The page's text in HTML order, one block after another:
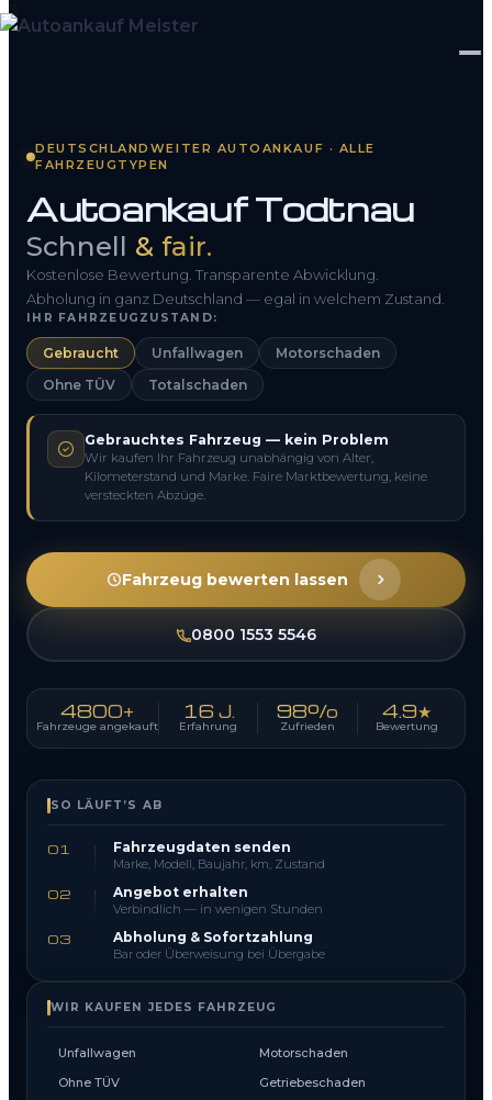
So funktioniert’s
Kontakt
FAQ
0800 1553 5546
Kostenlos anfragen
DEUTSCHLANDWEITER AUTOANKAUF · ALLE
FAHRZEUGTYPEN
Autoankauf Todtnau
Schnell & fair.
Kostenlose Bewertung. Transparente Abwicklung.
Abholung in ganz Deutschland — egal in welchem Zustand.
IHR FAHRZEUGZUSTAND:
Gebraucht Unfallwagen
Motorschaden
Ohne TÜV
Totalschaden
Gebrauchtes Fahrzeug — kein Problem
Wir kaufen Ihr Fahrzeug unabhängig von Alter,
Kilometerstand und Marke. Faire Marktbewertung, keine
versteckten Abzüge.
Fahrzeug bewerten lassen
0800 1553 5546
4800+
Fahrzeuge angekauft
16 J.
Erfahrung
98%
Zufrieden
4.9★
Bewertung
SO LÄUFT’S AB
01 Fahrzeugdaten senden
Marke, Modell, Baujahr, km, Zustand
02 Angebot erhalten
Verbindlich — in wenigen Stunden
03 Abholung & Sofortzahlung
Bar oder Überweisung bei Übergabe
WIR KAUFEN JEDES FAHRZEUG
Unfallwagen
Motorschaden
Ohne TÜV
Getriebeschaden